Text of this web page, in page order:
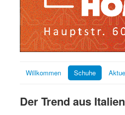
Willkommen Schuhe
Der Trend aus Italien